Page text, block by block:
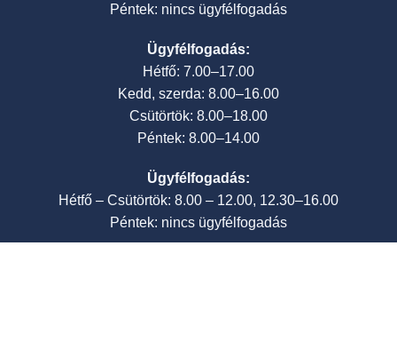
Péntek: nincs ügyfélfogadás
Ügyfélfogadás:
Hétfő: 7.00–17.00
Kedd, szerda: 8.00–16.00
Csütörtök: 8.00–18.00
Péntek: 8.00–14.00
Ügyfélfogadás:
Hétfő – Csütörtök: 8.00 – 12.00, 12.30–16.00
Péntek: nincs ügyfélfogadás